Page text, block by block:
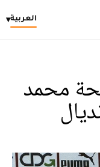
العربية▾
محمد